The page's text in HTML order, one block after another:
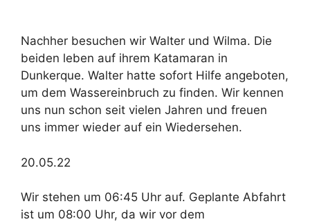
Nachher besuchen wir Walter und Wilma. Die
beiden leben auf ihrem Katamaran in
Dunkerque. Walter hatte sofort Hilfe angeboten,
um dem Wassereinbruch zu finden. Wir kennen
uns nun schon seit vielen Jahren und freuen
uns immer wieder auf ein Wiedersehen.
20.05.22
Wir stehen um 06:45 Uhr auf. Geplante Abfahrt
ist um 08:00 Uhr, da wir vor dem